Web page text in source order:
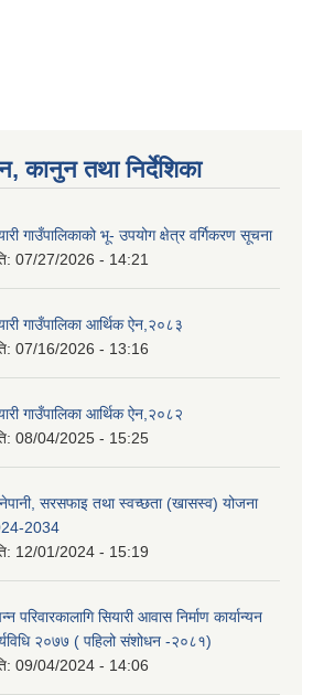
कानुन तथा निर्देशिका
गाउँपालिकाको भू- उपयोग क्षेत्र वर्गिकरण सूचना
07/27/2026 - 14:21
गाउँपालिका आर्थिक ऐन,२०८३
07/16/2026 - 13:16
गाउँपालिका आर्थिक ऐन,२०८२
08/04/2025 - 15:25
सरसफाइ तथा स्वच्छता (खासस्व) योजना
2034
12/01/2024 - 15:19
परिवारकालागि सियारी आवास निर्माण कार्यान्यन
२०७७ ( पहिलो संशोधन -२०८१)
09/04/2024 - 14:06